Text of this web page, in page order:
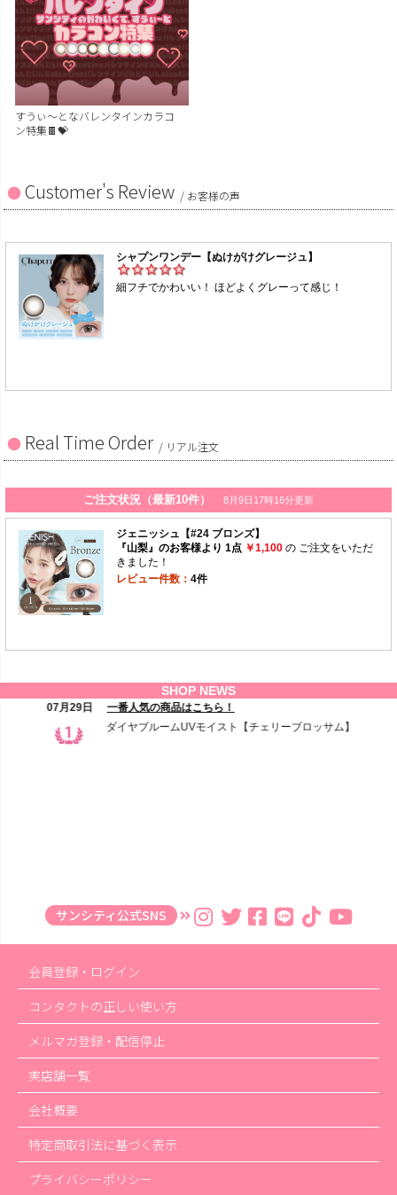
すうぃ～となバレンタインカラコ
ン特集🍫💝
Customer's Review / お客様の声
Real Time Order / リアル注文
サンシティ公式SNS
会員登録・ログイン
コンタクトの正しい使い方
メルマガ登録・配信停止
実店舗一覧
会社概要
特定商取引法に基づく表示
プライバシーポリシー